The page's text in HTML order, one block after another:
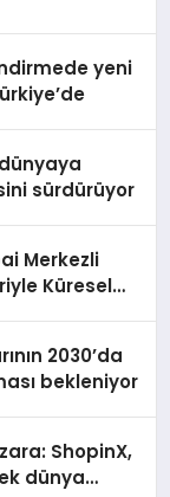
yeni
sürdürüyor
Merkezli
Küresel
2030’da
bekleniyor
ShopinX,
dünya